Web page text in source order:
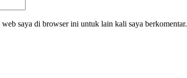
saya di browser ini untuk lain kali saya berkomentar.